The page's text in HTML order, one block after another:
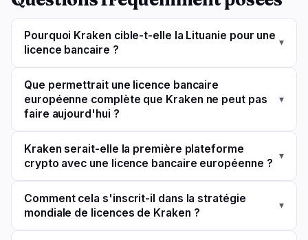
Pourquoi Kraken cible-t-elle la Lituanie pour une
licence bancaire ?
▾
Que permettrait une licence bancaire
européenne complète que Kraken ne peut pas
faire aujourd'hui ?
▾
Kraken serait-elle la première plateforme
crypto avec une licence bancaire européenne ?
▾
Comment cela s'inscrit-il dans la stratégie
mondiale de licences de Kraken ?
▾